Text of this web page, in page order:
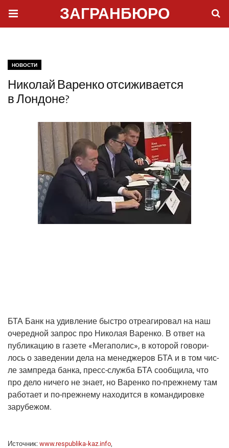
ЗАГРАНБЮРО
НОВОСТИ
Николай Варенко отсиживается
в Лондоне?
БТА Банк на удив­ле­ние быст­ро отре­а­ги­ро­вал на наш
оче­ред­ной запрос про Нико­лая Варен­ко. В ответ на
пуб­ли­ка­цию в газе­те «Мега­по­лис», в кото­рой гово­ри­
лось о заве­де­нии дела на мене­дже­ров БТА и в том чис­
ле зам­пре­да бан­ка, пресс-служ­ба БТА сооб­щи­ла, что
про дело ниче­го не зна­ет, но Варен­ко по-преж­не­му там
рабо­та­ет и по-преж­не­му нахо­дит­ся в коман­ди­ров­ке
зарубежом.
Источ­ник: www.respublika-kaz.info